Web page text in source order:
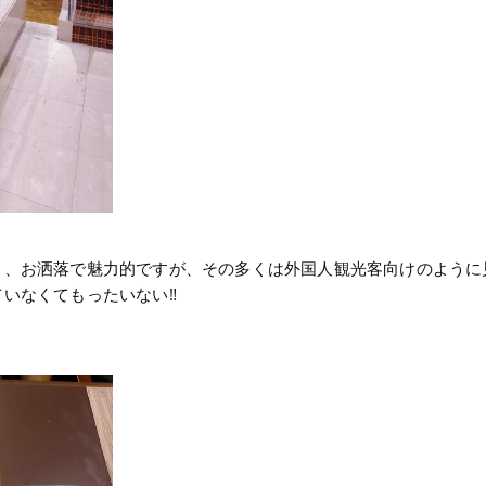
お洒落で魅力的ですが、その多くは外国人観光客向けのように
なくてもったいない‼